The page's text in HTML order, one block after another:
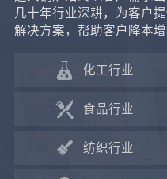
几十年行业深耕，为客户
解决方案，帮助客户降本增
化工行业
食品行业
纺织行业